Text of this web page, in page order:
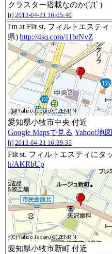
クラスター搭載なのか(´Д` )
[t] 2013-04-21 16:05:40
I'm at Filt st. フィルトエステ
県) http://4sq.com/11brNvZ
愛知県小牧市中央 付近
Google Mapsで見る Yahoo!地
[t] 2013-04-21 16:39:35
Filt st. フィルトエスティにタ
h/AKRbUp
愛知県小牧市新町 付近